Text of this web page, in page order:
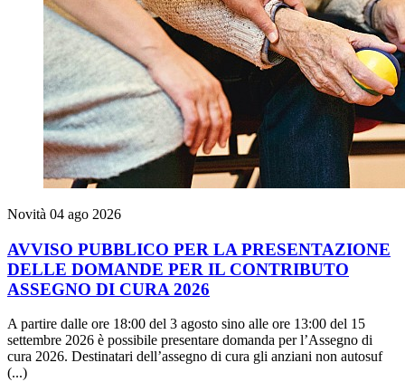
Novità 04 ago 2026
AVVISO PUBBLICO PER LA PRESENTAZIONE
DELLE DOMANDE PER IL CONTRIBUTO
ASSEGNO DI CURA 2026
A partire dalle ore 18:00 del 3 agosto sino alle ore 13:00 del 15
settembre 2026 è possibile presentare domanda per l’Assegno di
cura 2026. Destinatari dell’assegno di cura gli anziani non autosuf
(...)